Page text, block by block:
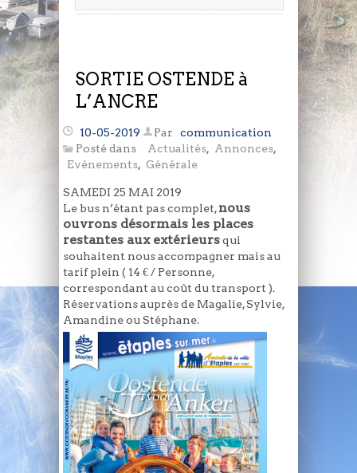
SORTIE OSTENDE à
L’ANCRE
10-05-2019 Par
communication
Posté dans
Actualités, Annonces,
Evénements, Générale
SAMEDI 25 MAI 2019
Le bus n’étant pas complet,nous
ouvrons désormais les places
restantes aux extérieursqui
souhaitent nous accompagner mais au
tarif plein ( 14 € / Personne,
correspondant au coût du transport ).
Réservations auprès de Magalie, Sylvie,
Amandine ou Stéphane.